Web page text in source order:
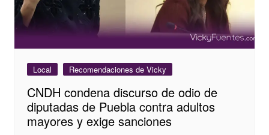
Local Recomendaciones de Vicky
CNDH condena discurso de odio de
diputadas de Puebla contra adultos
mayores y exige sanciones